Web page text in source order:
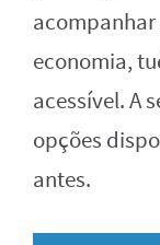
acompanhar
economia,
acessível. A
opções
antes.